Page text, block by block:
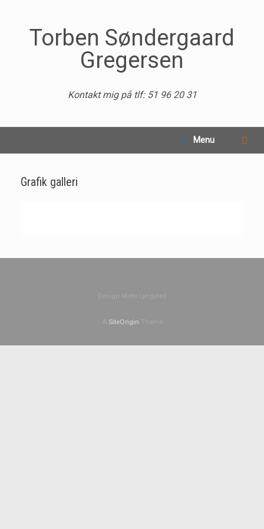
Torben Søndergaard
Gregersen
Kontakt mig på tlf: 51 96 20 31
Menu
Grafik galleri
A SiteOrigin